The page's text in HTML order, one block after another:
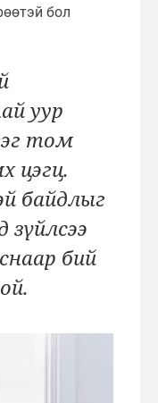
бол
уур
том
цэгц.
байдлыг
зүйлсээ
бий